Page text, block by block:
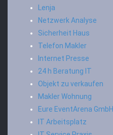
Lenja
Netzwerk Analyse
Sicherheit Haus
Telefon Makler
Internet Presse
24 h Beratung IT
Objekt zu verkaufen
Makler Wohnung
Eure EventArena GmbH
IT Arbeitsplatz